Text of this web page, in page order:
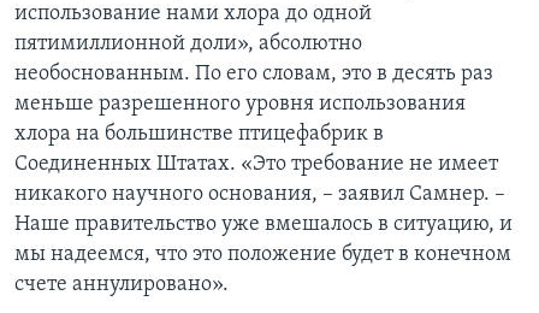
использование нами хлора до одной
пятимиллионной доли», абсолютно
необоснованным. По его словам, это в десять раз
меньше разрешенного уровня использования
хлора на большинстве птицефабрик в
Соединенных Штатах. «Это требование не имеет
никакого научного основания, – заявил Самнер. –
Наше правительство уже вмешалось в ситуацию, и
мы надеемся, что это положение будет в конечном
счете аннулировано».